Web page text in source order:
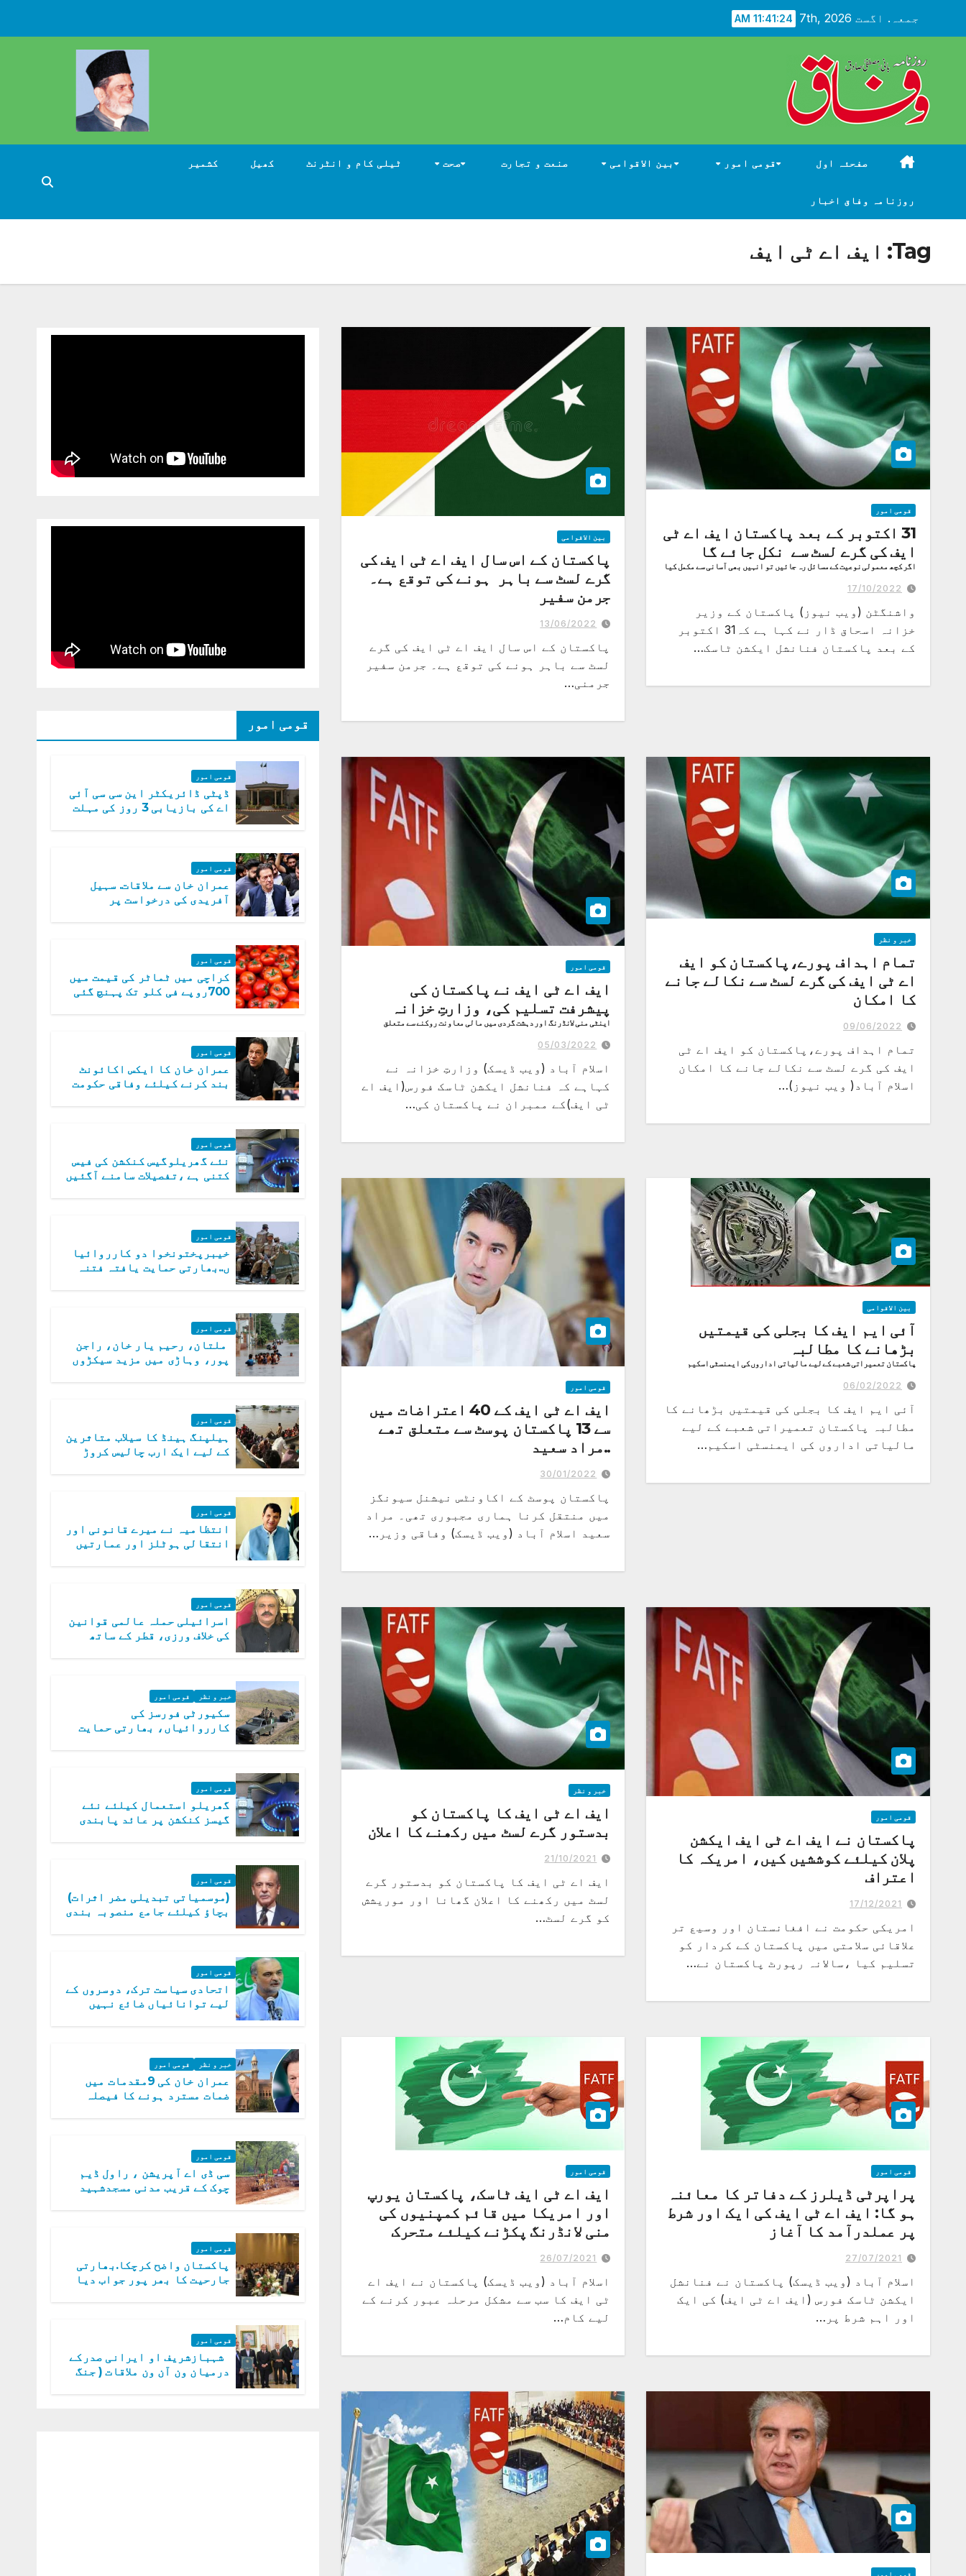
جمعہ. اگست 7th, 2026 11:41:26 AM
صفحئہ اول قومی امور بین الاقوامی صنعت و تجارت صحت ٹیلی کام و انٹرنٹ کھیل کشمیر
روزنامہ وفاق اخبار
Tag: ایف اے ٹی ایف
قومی امور
31 اکتوبر کے بعد پاکستان ایف اے ٹی
ایف کی گرے لسٹ سے نکل جائے گا
اگر کچھ معمولی نوعیت کے مسائل رہ جائیں تو انہیں بھی آسانی سے مکمل کیا
17/10/2022
واشنگٹن (ویب نیوز) پاکستان کے وزیر
خزانہ اسحاق ڈار نے کہا ہے کہ31 اکتوبر
کے بعد پاکستان فنانشل ایکشن ٹاسک…
بین الاقوامی
پاکستان کے اس سال ایف اے ٹی ایف کی
گرے لسٹ سے باہر ہونے کی توقع ہے۔
جرمن سفیر
ہے،" جرمن سفیرمسٹر شلاگیک
13/06/2022
پاکستان کے اس سال ایف اے ٹی ایف کی گرے
لسٹ سے باہر ہونے کی توقع ہے۔ جرمن سفیر
جرمنی…
خبر و نظر
تمام اہداف پورے،پاکستان کو ایف
اے ٹی ایف کی گرے لسٹ سے نکالے جانے
کا امکان
لیے سفارت کاری اور لابنگ میں سنجیدگی دکھائی ہے
09/06/2022
تمام اہداف پورے،پاکستان کو ایف اے ٹی
ایف کی گرے لسٹ سے نکالے جانے کا امکان
اسلام آباد( ویب نیوز)…
قومی امور
ایف اے ٹی ایف نے پاکستان کی
پیشرفت تسلیم کی، وزارتِ خزانہ
اینٹی منی لانڈرنگ اور دہشت گردی میں مالی معاونت روکنے سے متعلق
05/03/2022
اسلام آباد (ویب ڈیسک) وزارتِ خزانہ نے
کہاہے کہ فنانشل ایکشن ٹاسک فورس(ایف اے
ٹی ایف)کے ممبران نے پاکستان کی…
بین الاقوامی
آئی ایم ایف کا بجلی کی قیمتیں
بڑھانے کا مطالبہ
پاکستان تعمیراتی شعبے کے لیے مالیاتی اداروں کی ایمنسٹی اسکیم
06/02/2022
آئی ایم ایف کا بجلی کی قیمتیں بڑھانے کا
مطالبہ پاکستان تعمیراتی شعبے کے لیے
مالیاتی اداروں کی ایمنسٹی اسکیم…
قومی امور
ایف اے ٹی ایف کے 40 اعتراضات میں
سے 13 پاکستان پوسٹ سے متعلق تھے
..مراد سعید
30/01/2022
پاکستان پوسٹ کے اکاونٹس نیشنل سیونگز
میں منتقل کرنا ہماری مجبوری تھی۔ مراد
سعید اسلام آباد (ویب ڈیسک) وفاقی وزیر…
قومی امور
پاکستان نے ایف اے ٹی ایف ایکشن
پلان کیلئے کوششیں کیں، امریکہ کا
اعتراف
کیں،امریکی سالانہ رپورٹ
17/12/2021
امریکی حکومت نے افغانستان اور وسیع تر
علاقائی سلامتی میں پاکستان کے کردار کو
تسلیم کیا ،سالانہ رپورٹ پاکستان نے…
خبر و نظر
ایف اے ٹی ایف کا پاکستان کو
بدستور گرے لسٹ میں رکھنے کا اعلان
21/10/2021
ایف اے ٹی ایف کا پاکستان کو بدستور گرے
لسٹ میں رکھنے کا اعلان گھانا اور موریشش
کو گرے لسٹ…
قومی امور
پراپرٹی ڈیلرز کے دفاتر کا معائنہ
ہو گا: ایف اے ٹی ایف کی ایک اور شرط
پر عملدرآمد کا آغاز
27/07/2021
اسلام آباد (ویب ڈیسک) پاکستان نے فنانشل
ایکشن ٹاسک فورس (ایف اے ٹی ایف) کی ایک
اور اہم شرط پر…
قومی امور
ایف اے ٹی ایف ٹاسک، پاکستان یورپ
اور امریکا میں قائم کمپنیوں کی
منی لانڈرنگ پکڑنے کیلئے متحرک
26/07/2021
اسلام آباد (ویب ڈیسک) پاکستان نے ایف اے
ٹی ایف کا سب سے مشکل مرحلہ عبور کرنے کے
لیے کام…
قومی امور
قومی امور
قومی امور
ڈپٹی ڈائریکٹر این سی سی آئی
اے کی بازیابی 3 روز کی مہلت
قومی امور
عمران خان سے ملاقات. سہیل
آفریدی کی درخواست پر
قومی امور
کراچی میں ٹماٹر کی قیمت میں
700روپے فی کلو تک پہنچ گئی
قومی امور
عمران خان کا ایکس اکائونٹ
بند کرنے کیلئے وفاقی حکومت
قومی امور
نئے گھریلوگیس کنکشن کی فیس
کتنی ہے ،تفصیلات سامنے آگئیں
قومی امور
خیبرپختونخوا دو کارروائیا
ں..بھارتی حمایت یافتہ فتنہ
قومی امور
ملتان، رحیم یار خان، راجن
پور، وہاڑی میں مزید سیکڑوں
قومی امور
ہیلپنگ ہینڈ کا سیلاب متاثرین
کے لیے ایک ارب چالیس کروڑ
قومی امور
انتظامیہ نے میرے قانونی اور
انتقالی ہوٹلز اور عمارتیں
قومی امور
اسرائیلی حملہ عالمی قوانین
کی خلاف ورزی، قطر کے ساتھ
خبر و نظر قومی امور
سکیورٹی فورسز کی
کارروائیاں، بھارتی حمایت
قومی امور
گھریلو استعمال کیلئے نئے
گیسز کنکشن پر عائد پابندی
قومی امور
(موسمیاتی تبدیلی مضر اثرات)
بچاؤ کیلئے جامع منصوبہ بندی
قومی امور
اتحادی سیاست ترک، دوسروں کے
لیے توانائیاں ضائع نہیں
خبر و نظر قومی امور
عمران خان کی 9مقدمات میں
ضمات مسترد ہونے کا فیصلہ
قومی امور
سی ڈی اے آپریشن ، راول ڈیم
چوک کے قریب مدنی مسجدشہید
قومی امور
پاکستان واضح کرچکا.بھارتی
جارحیت کا بھر پور جواب دیا
قومی امور
شہبازشریف او ایرانی صدرکے
درمیان ون آن ون ملاقات ( جنگ